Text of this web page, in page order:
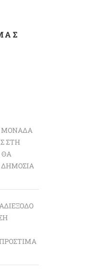
ΜΟΝΆΔΑ
ΣΤΗ
ΘΑ
ΔΗΜΌΣΙΑ